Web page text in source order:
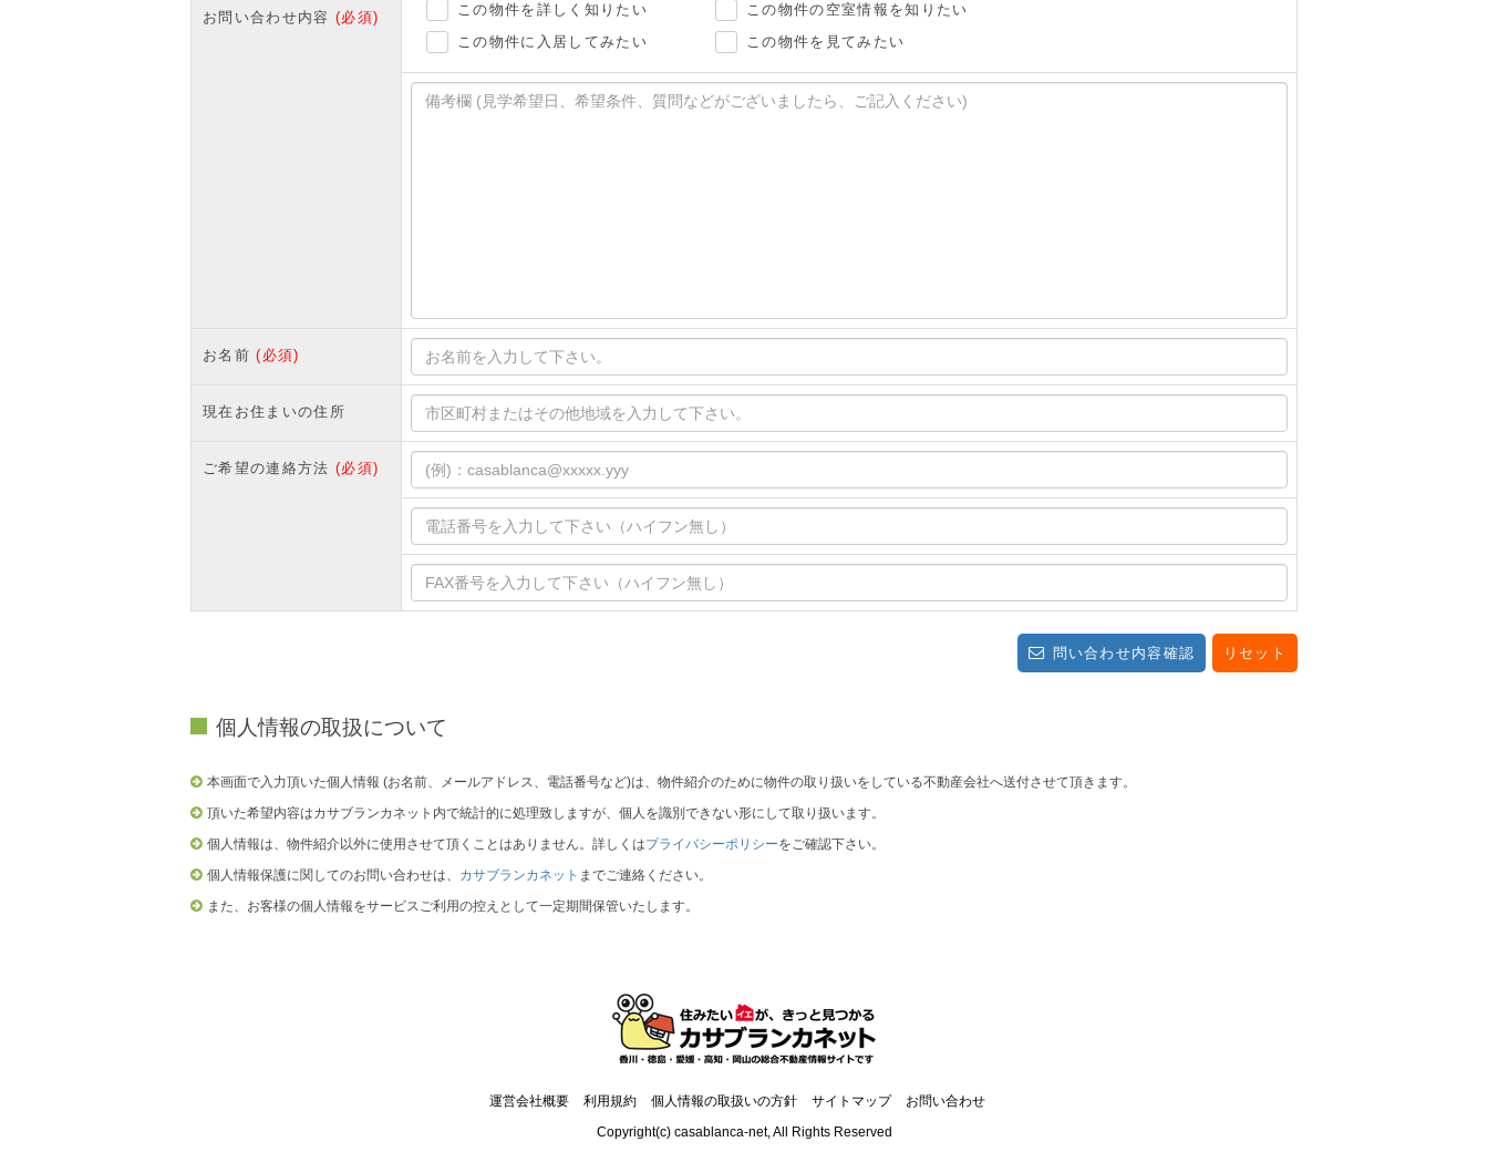
お問い合わせ内容 (必須) この物件を詳しく知りたい
この物件の空室情報を知りたい
この物件に入居してみたい
この物件を見てみたい
お名前(必須)
現在お住まいの住所
ご希望の連絡方法 (必須)
問い合わせ内容確認 リセット
個人情報の取扱について
本画面で入力頂いた個人情報 (お名前、メールアドレス、電話番号など)は、物件紹介のために物件の取り扱いをしている不動産会社へ送付させて頂きます。
頂いた希望内容はカサブランカネット内で統計的に処理致しますが、個人を識別できない形にして取り扱います。
個人情報は、物件紹介以外に使用させて頂くことはありません。詳しくはプライバシーポリシーをご確認下さい。
個人情報保護に関してのお問い合わせは、 カサブランカネット までご連絡ください。
また、お客様の個人情報をサービスご利用の控えとして一定期間保管いたします。
運営会社概要 利用規約 個人情報の取扱いの方針 サイトマップ
お問い合わせ
Copyright(c) casablanca-net, All Rights Reserved